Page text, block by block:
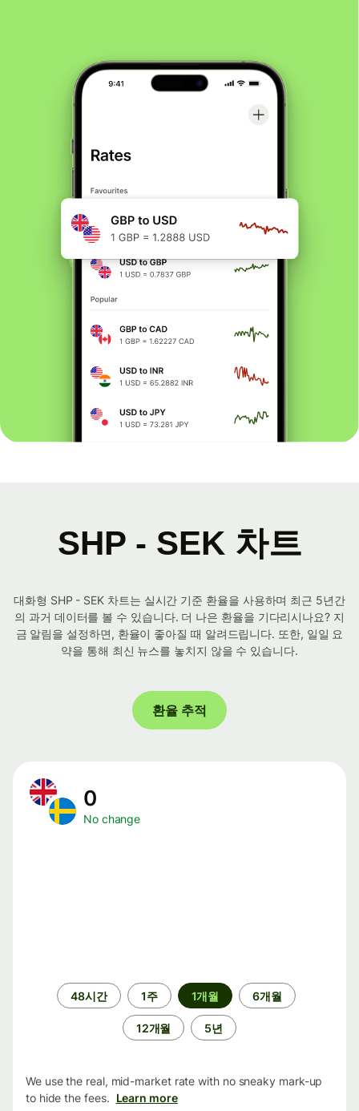
SHP - SEK 차트
대화형 SHP - SEK 차트는 실시간 기준 환율을 사용하며 최근 5년간
의 과거 데이터를 볼 수 있습니다. 더 나은 환율을 기다리시나요? 지
금 알림을 설정하면, 환율이 좋아질 때 알려드립니다. 또한, 일일 요
약을 통해 최신 뉴스를 놓치지 않을 수 있습니다.
환율 추적
0
No change
48시간 1주 1개월 6개월
12개월 5년
We use the real, mid-market rate with no sneaky mark-up
to hide the fees. Learn more